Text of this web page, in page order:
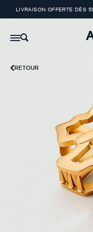
LIVRAISON OFFERTE DÈS
RETOUR